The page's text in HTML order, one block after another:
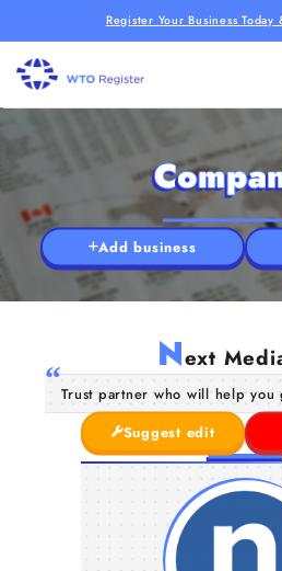
Register Your Business
Add business
Next
Trust partner who will help
Suggest edit